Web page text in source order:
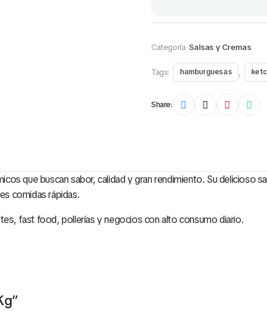
Categoría Salsas y Cremas
Tags: hamburguesas ,
Share:
que buscan sabor, calidad y gran rendimiento. Su delicioso
comidas rápidas.
fast food, pollerías y negocios con alto consumo diario.